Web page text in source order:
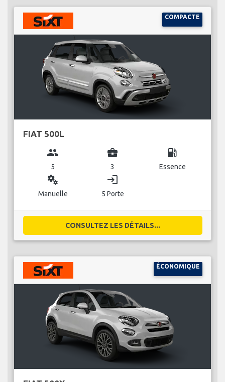
COMPACTE
FIAT 500L
group
5
business_center
3
local_gas_station
Essence
miscellaneous_services
Manuelle
login
5 Porte
CONSULTEZ LES DÉTAILS...
ÉCONOMIQUE